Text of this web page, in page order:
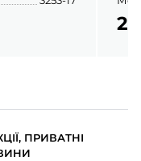
ПРИВАТНІ